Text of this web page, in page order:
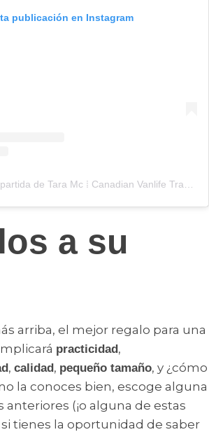
publicación en Instagram
a su
arriba, el mejor regalo para una
practicidad,
, calidad, pequeño tamaño, y ¿cómo
no la conoces bien, escoge alguna
anteriores (¡o alguna de estas
si tienes la oportunidad de saber